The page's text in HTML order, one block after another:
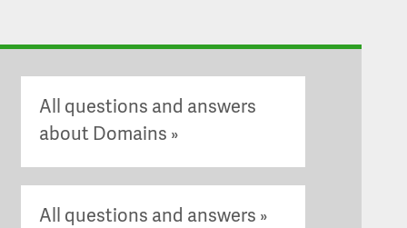
All questions and answers
about Domains
All questions and answers